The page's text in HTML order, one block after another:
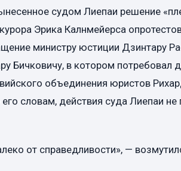
судом Лиепаи решение
Эрика Калнмейерса
министру юстиции Дзинтару
Бичковичу, в котором потребовал
объединения юристов
словам, действия суда Лиепаи не
от справедливости», —